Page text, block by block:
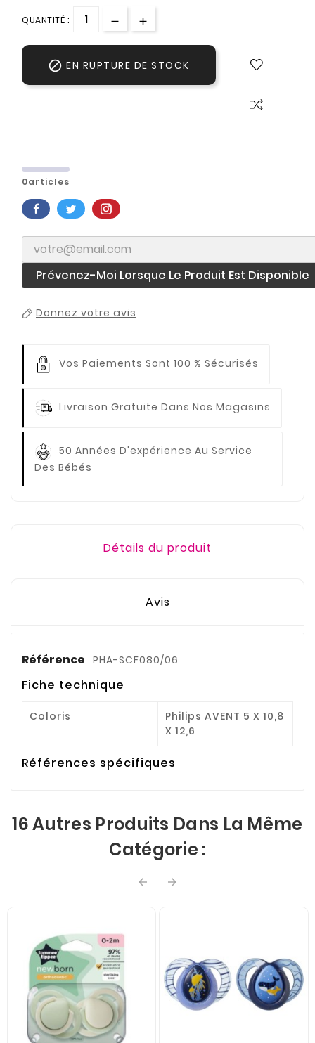
QUANTITÉ :
 EN RUPTURE DE STOCK
0articles
Prévenez-Moi Lorsque Le Produit Est Disponible
Donnez votre avis
Vos Paiements Sont 100 % Sécurisés
Livraison Gratuite Dans Nos Magasins
50 Années D'expérience Au Service
Des Bébés
Détails du produit
Avis
Référence PHA-SCF080/06
Fiche technique
Coloris
Philips AVENT 5 X 10,8
X 12,6
Références spécifiques
16 Autres Produits Dans La Même
Catégorie :
 